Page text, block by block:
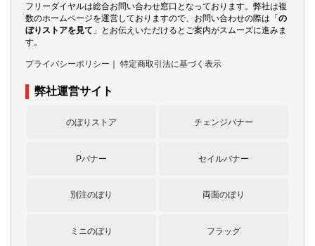
フリーダイヤルは総合お問い合わせ窓口となっております。弊社は複
数のホームページを運営しておりますので、お問い合わせの際は「の
ぼりストアを見て 」とお伝えいただけるとご案内がスムーズに進みま
す。
プライバシーポリシー ｜ 特定商取引法に基づく表示
弊社運営サイト
のぼりストア チェンジバナー
Pバナー セイルバナー
別注のぼり 両面のぼり
ミニのぼり フラッグ